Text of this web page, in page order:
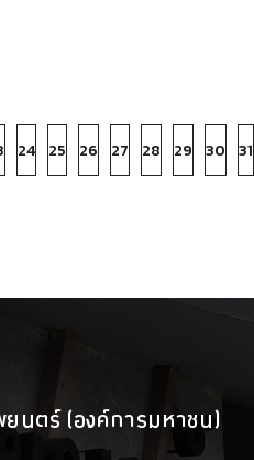
24 25 26 27 28 29 30 31
นตร์ (องค์การมหาชน)